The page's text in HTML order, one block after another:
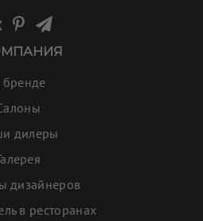
дилеры
дизайнеров
в ресторанах